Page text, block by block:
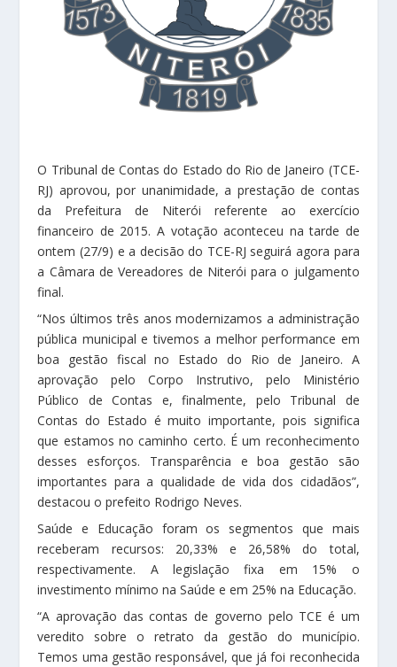
O Tribunal de Contas do Estado do Rio de Janeiro (TCE-
RJ) aprovou, por unanimidade, a prestação de contas
da Prefeitura de Niterói referente ao exercício
financeiro de 2015. A votação aconteceu na tarde de
ontem (27/9) e a decisão do TCE-RJ seguirá agora para
a Câmara de Vereadores de Niterói para o julgamento
final.
“Nos últimos três anos modernizamos a administração
pública municipal e tivemos a melhor performance em
boa gestão fiscal no Estado do Rio de Janeiro. A
aprovação pelo Corpo Instrutivo, pelo Ministério
Público de Contas e, finalmente, pelo Tribunal de
Contas do Estado é muito importante, pois significa
que estamos no caminho certo. É um reconhecimento
desses esforços. Transparência e boa gestão são
importantes para a qualidade de vida dos cidadãos”,
destacou o prefeito Rodrigo Neves.
Saúde e Educação foram os segmentos que mais
receberam recursos: 20,33% e 26,58% do total,
respectivamente. A legislação fixa em 15% o
investimento mínimo na Saúde e em 25% na Educação.
“A aprovação das contas de governo pelo TCE é um
veredito sobre o retrato da gestão do município.
Temos uma gestão responsável, que já foi reconhecida